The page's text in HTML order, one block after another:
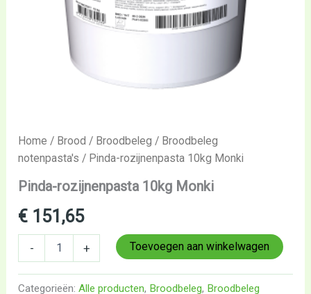
Home / Brood / Broodbeleg / Broodbeleg
notenpasta's / Pinda-rozijnenpasta 10kg Monki
Pinda-rozijnenpasta 10kg Monki
€ 151,65
- + Toevoegen aan winkelwagen
Categorieën:Alle producten, Broodbeleg, Broodbeleg